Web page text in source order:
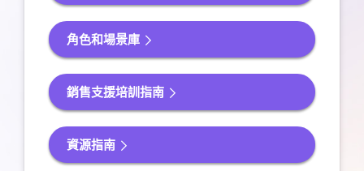
角色和場景庫
銷售支援培訓指南
資源指南